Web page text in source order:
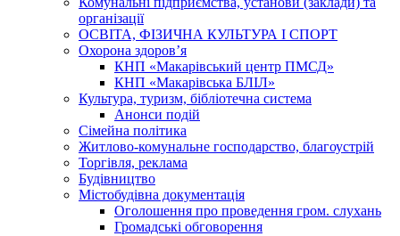
організації
ОСВІТА, ФІЗИЧНА КУЛЬТУРА І СПОРТ
Охорона здоров’я
КНП «Макарівський центр ПМСД»
КНП «Макарівська БЛІЛ»
Культура, туризм, бібліотечна система
Анонси подій
Сімейна політика
Житлово-комунальне господарство, благоустрій
Торгівля, реклама
Будівництво
Містобудівна документація
Оголошення про проведення гром. слухань
Громадські обговорення